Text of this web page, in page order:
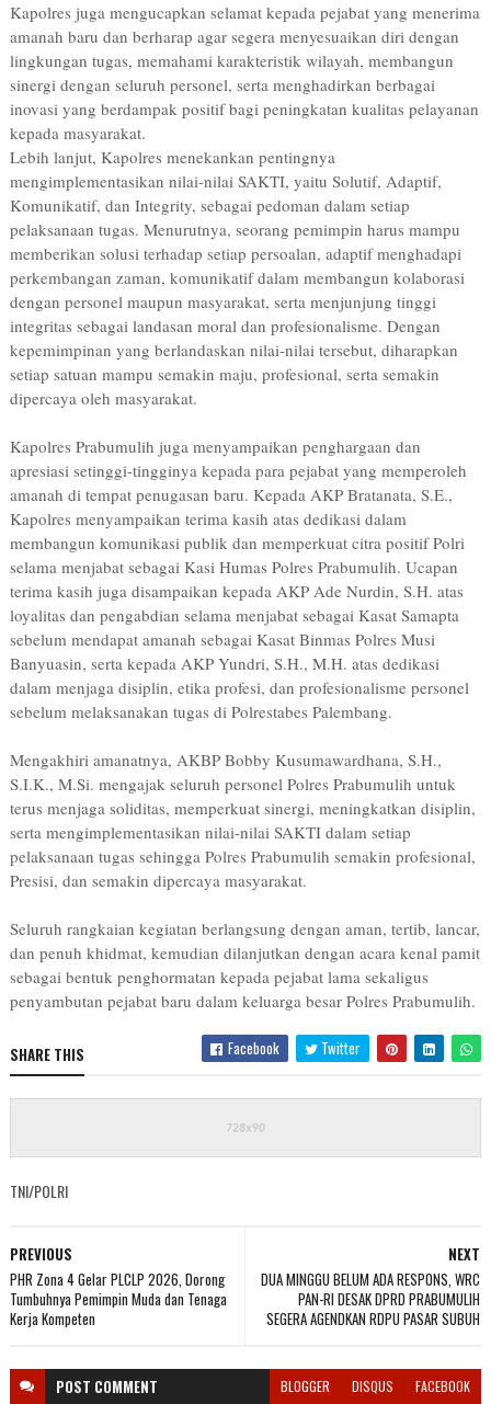
Kapolres juga mengucapkan selamat kepada pejabat yang menerima
amanah baru dan berharap agar segera menyesuaikan diri dengan
lingkungan tugas, memahami karakteristik wilayah, membangun
sinergi dengan seluruh personel, serta menghadirkan berbagai
inovasi yang berdampak positif bagi peningkatan kualitas pelayanan
kepada masyarakat.
Lebih lanjut, Kapolres menekankan pentingnya
mengimplementasikan nilai-nilai SAKTI, yaitu Solutif, Adaptif,
Komunikatif, dan Integrity, sebagai pedoman dalam setiap
pelaksanaan tugas. Menurutnya, seorang pemimpin harus mampu
memberikan solusi terhadap setiap persoalan, adaptif menghadapi
perkembangan zaman, komunikatif dalam membangun kolaborasi
dengan personel maupun masyarakat, serta menjunjung tinggi
integritas sebagai landasan moral dan profesionalisme. Dengan
kepemimpinan yang berlandaskan nilai-nilai tersebut, diharapkan
setiap satuan mampu semakin maju, profesional, serta semakin
dipercaya oleh masyarakat.
Kapolres Prabumulih juga menyampaikan penghargaan dan
apresiasi setinggi-tingginya kepada para pejabat yang memperoleh
amanah di tempat penugasan baru. Kepada AKP Bratanata, S.E.,
Kapolres menyampaikan terima kasih atas dedikasi dalam
membangun komunikasi publik dan memperkuat citra positif Polri
selama menjabat sebagai Kasi Humas Polres Prabumulih. Ucapan
terima kasih juga disampaikan kepada AKP Ade Nurdin, S.H. atas
loyalitas dan pengabdian selama menjabat sebagai Kasat Samapta
sebelum mendapat amanah sebagai Kasat Binmas Polres Musi
Banyuasin, serta kepada AKP Yundri, S.H., M.H. atas dedikasi
dalam menjaga disiplin, etika profesi, dan profesionalisme personel
sebelum melaksanakan tugas di Polrestabes Palembang.
Mengakhiri amanatnya, AKBP Bobby Kusumawardhana, S.H.,
S.I.K., M.Si. mengajak seluruh personel Polres Prabumulih untuk
terus menjaga soliditas, memperkuat sinergi, meningkatkan disiplin,
serta mengimplementasikan nilai-nilai SAKTI dalam setiap
pelaksanaan tugas sehingga Polres Prabumulih semakin profesional,
Presisi, dan semakin dipercaya masyarakat.
Seluruh rangkaian kegiatan berlangsung dengan aman, tertib, lancar,
dan penuh khidmat, kemudian dilanjutkan dengan acara kenal pamit
sebagai bentuk penghormatan kepada pejabat lama sekaligus
penyambutan pejabat baru dalam keluarga besar Polres Prabumulih.
SHARE THIS Facebook Twitter
TNI/POLRI
NEXT
DUA MINGGU BELUM ADA RESPONS, WRC
PAN-RI DESAK DPRD PRABUMULIH
SEGERA AGENDKAN RDPU PASAR SUBUH
PREVIOUS
PHR Zona 4 Gelar PLCLP 2026, Dorong
Tumbuhnya Pemimpin Muda dan Tenaga
Kerja Kompeten
POST COMMENT BLOGGER DISQUS FACEBOOK